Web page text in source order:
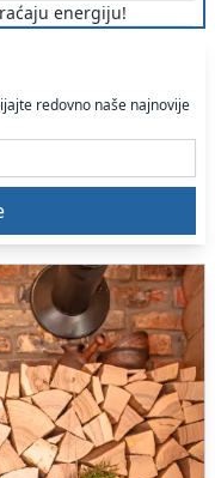
energiju!
redovno naše najnovije